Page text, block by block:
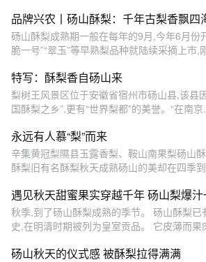
品牌兴农丨砀山酥梨：千年古梨香飘四
砀山酥梨成熟期一般在每年的9月,今年6月份
脆一号”“翠玉”等早熟梨品种就陆续采摘上市,
特写：酥梨香自砀山来
梨树王风景区位于安徽省宿州市砀山县,该县
国酥梨之乡”,更有“世界梨都”的美誉。“在南京
永远有人慕“梨”而来
辛集黄冠梨隰县玉露香梨、鞍山南果梨砀山
酥梨旧有名酥梨秋天成熟砀山的美却在四季
遇见秋天甜蜜果实穿越千年 砀山梨爆
秋季,到了砀山酥梨成熟的季节。 砀山酥梨
史,在明清时期被列为皇室贡品。 它皮薄而果
砀山秋天的仪式感 被酥梨拉得满满